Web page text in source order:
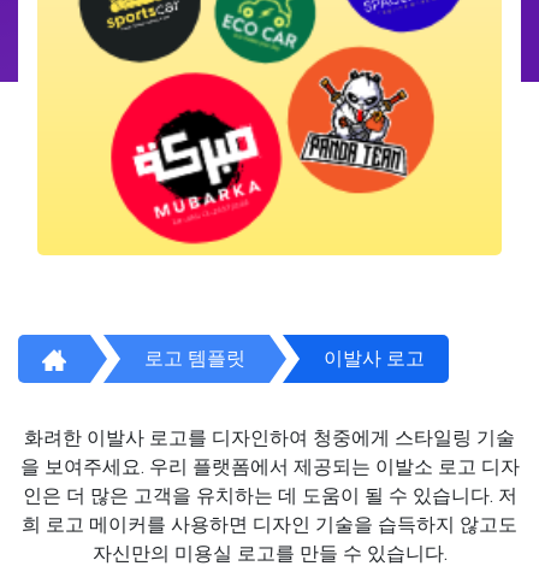
로고 템플릿 이발사 로고
화려한 이발사 로고를 디자인하여 청중에게 스타일링 기술
을 보여주세요. 우리 플랫폼에서 제공되는 이발소 로고 디자
인은 더 많은 고객을 유치하는 데 도움이 될 수 있습니다. 저
희 로고 메이커를 사용하면 디자인 기술을 습득하지 않고도
자신만의 미용실 로고를 만들 수 있습니다.